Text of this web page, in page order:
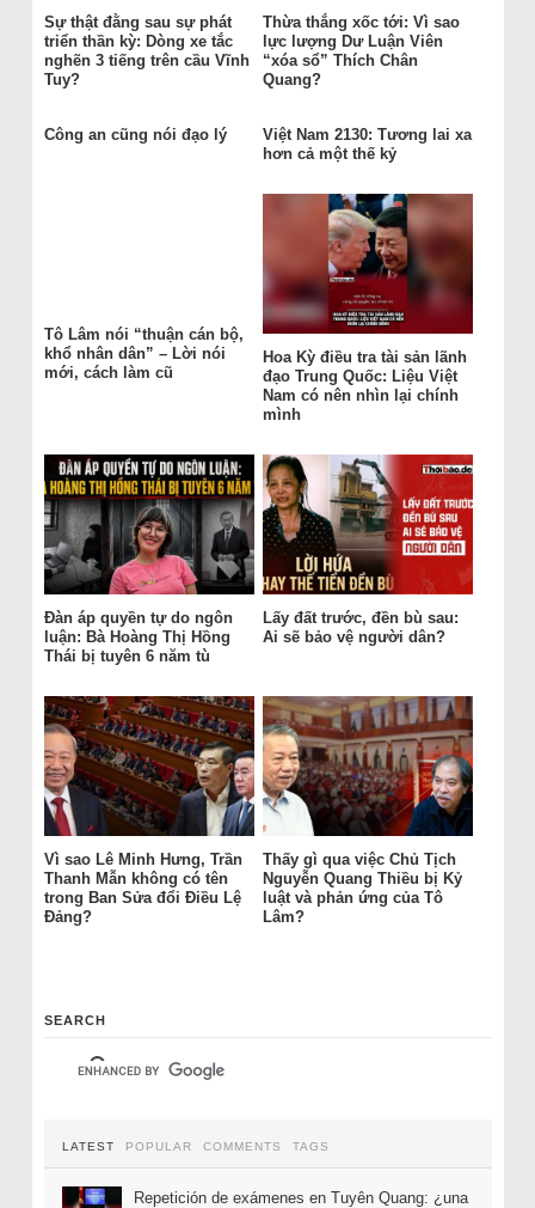
Sự thật đằng sau sự phát
triển thần kỳ: Dòng xe tắc
nghẽn 3 tiếng trên cầu Vĩnh
Tuy?
Thừa thắng xốc tới: Vì sao
lực lượng Dư Luận Viên
“xóa sổ” Thích Chân
Quang?
Công an cũng nói đạo lý
Việt Nam 2130: Tương lai xa
hơn cả một thế kỷ
Tô Lâm nói “thuận cán bộ,
khổ nhân dân” – Lời nói
mới, cách làm cũ
Hoa Kỳ điều tra tài sản lãnh
đạo Trung Quốc: Liệu Việt
Nam có nên nhìn lại chính
mình
Đàn áp quyền tự do ngôn
luận: Bà Hoàng Thị Hồng
Thái bị tuyên 6 năm tù
Lấy đất trước, đền bù sau:
Ai sẽ bảo vệ người dân?
Vì sao Lê Minh Hưng, Trần
Thanh Mẫn không có tên
trong Ban Sửa đổi Điều Lệ
Đảng?
Thấy gì qua việc Chủ Tịch
Nguyễn Quang Thiều bị Kỷ
luật và phản ứng của Tô
Lâm?
SEARCH
LATEST POPULAR COMMENTS TAGS
Repetición de exámenes en Tuyên Quang: ¿una